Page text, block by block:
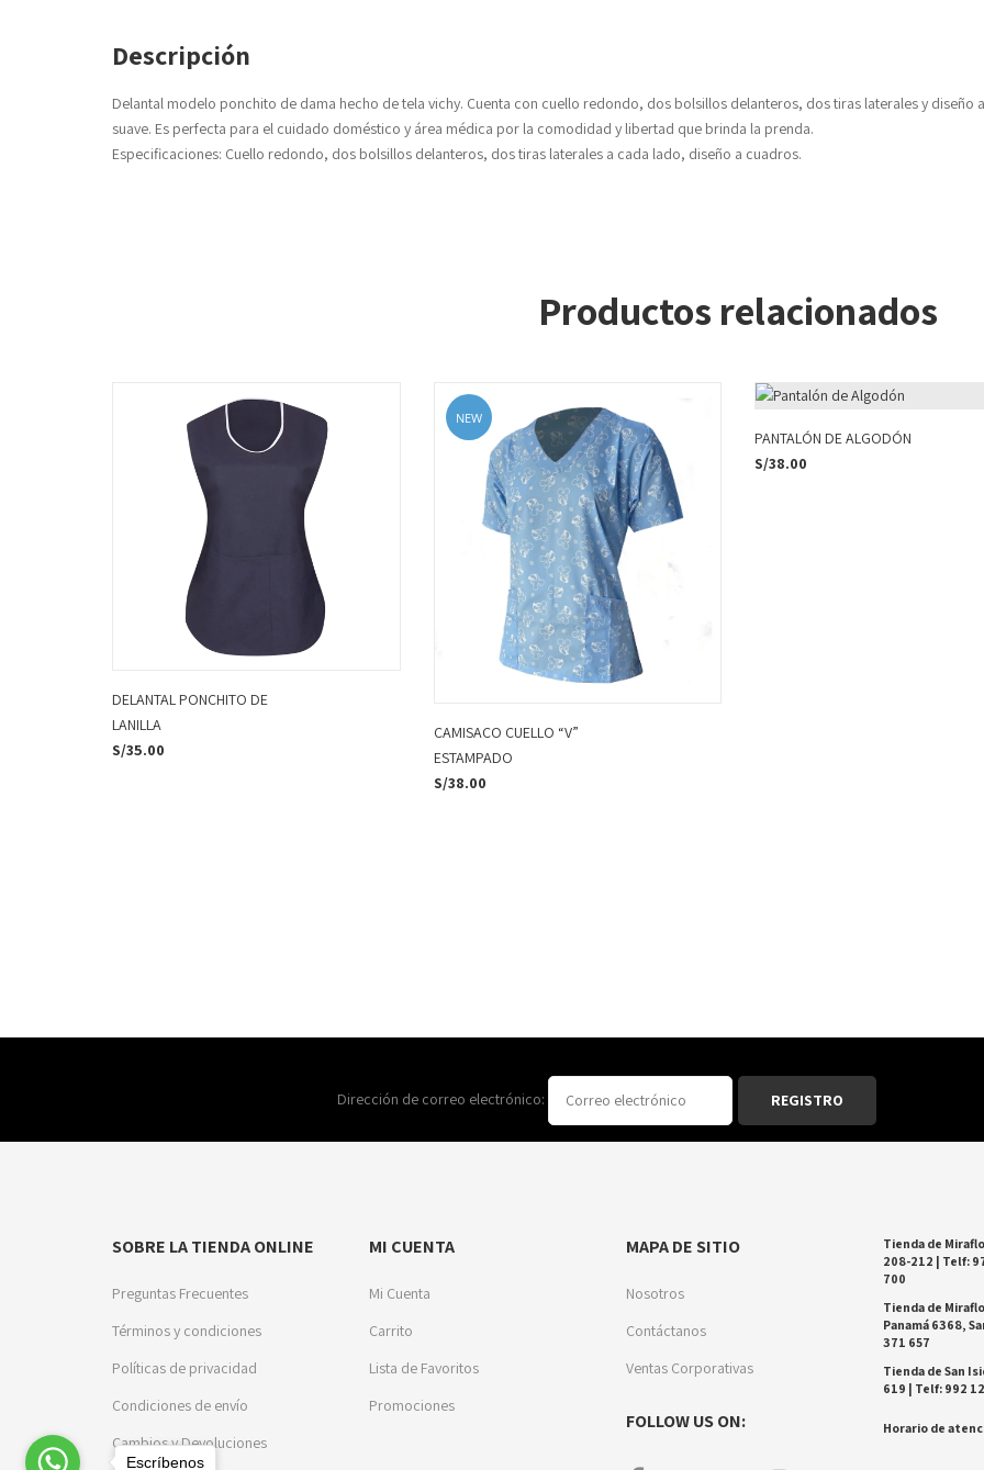
Descripción
Delantal modelo ponchito de dama hecho de tela vichy. Cuenta con cuello redondo, dos bolsillos delanteros, dos tiras laterales y diseño
suave. Es perfecta para el cuidado doméstico y área médica por la comodidad y libertad que brinda la prenda.
Especificaciones: Cuello redondo, dos bolsillos delanteros, dos tiras laterales a cada lado, diseño a cuadros.
Productos relacionados
DELANTAL PONCHITO DE
LANILLA
S/35.00
NEW
CAMISACO CUELLO “V”
ESTAMPADO
S/38.00
PANTALÓN DE ALGODÓN
S/38.00
Dirección de correo electrónico:
SOBRE LA TIENDA ONLINE
Preguntas Frecuentes
Términos y condiciones
Políticas de privacidad
Condiciones de envío
Cambios y Devoluciones
MI CUENTA
Mi Cuenta
Carrito
Lista de Favoritos
Promociones
MAPA DE SITIO
Nosotros
Contáctanos
Ventas Corporativas
FOLLOW US ON:
Tienda de
208-212 | Telf:
700
Tienda de
Panamá 6368,
371 657
Tienda de San
619 | Telf: 992
Horario de
Escríbenos